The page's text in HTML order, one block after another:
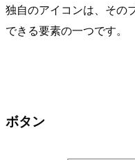
独自のアイコンは、その
できる要素の一つです。
ボタン